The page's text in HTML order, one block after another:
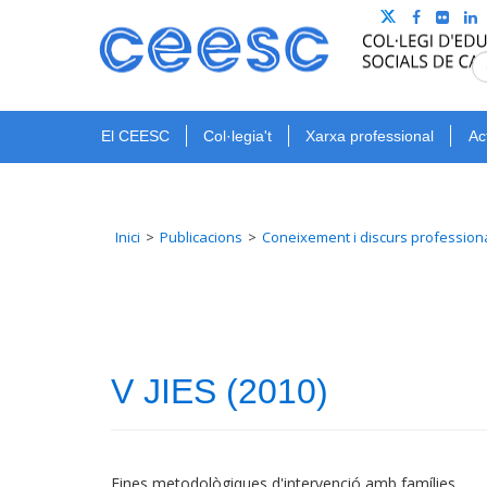
El CEESC Col·legia't Xarxa professional
Inici Publicacions Coneixement i discurs
V JIES (2010)